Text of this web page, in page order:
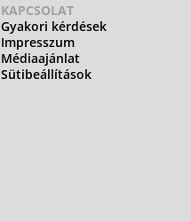
KAPCSOLAT
Gyakori kérdések
Impresszum
Médiaajánlat
Sütibeállítások